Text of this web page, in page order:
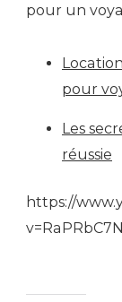
pour un
pour
Les
réussie
https://